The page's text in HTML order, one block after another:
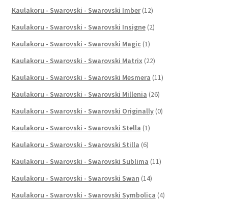
Kaulakoru - Swarovski - Swarovski Imber (12)
Kaulakoru - Swarovski - Swarovski Insigne (2)
Kaulakoru - Swarovski - Swarovski Magic (1)
Kaulakoru - Swarovski - Swarovski Matrix (22)
Kaulakoru - Swarovski - Swarovski Mesmera (11)
Kaulakoru - Swarovski - Swarovski Millenia (26)
Kaulakoru - Swarovski - Swarovski Originally (0)
Kaulakoru - Swarovski - Swarovski Stella (1)
Kaulakoru - Swarovski - Swarovski Stilla (6)
Kaulakoru - Swarovski - Swarovski Sublima (11)
Kaulakoru - Swarovski - Swarovski Swan (14)
Kaulakoru - Swarovski - Swarovski Symbolica (4)